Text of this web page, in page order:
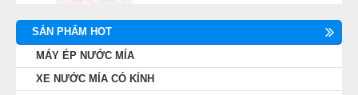
SẢN PHẨM HOT
MÁY ÉP NƯỚC MÍA
XE NƯỚC MÍA CÓ KÍNH